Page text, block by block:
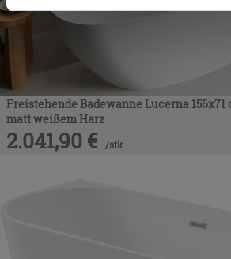
Zustimmung kann durch Klicken auf
„Cookies akzeptieren“ gegeben
Freistehende Badewanne Lucerna
matt weißem Harz
2.041,90 € /stk